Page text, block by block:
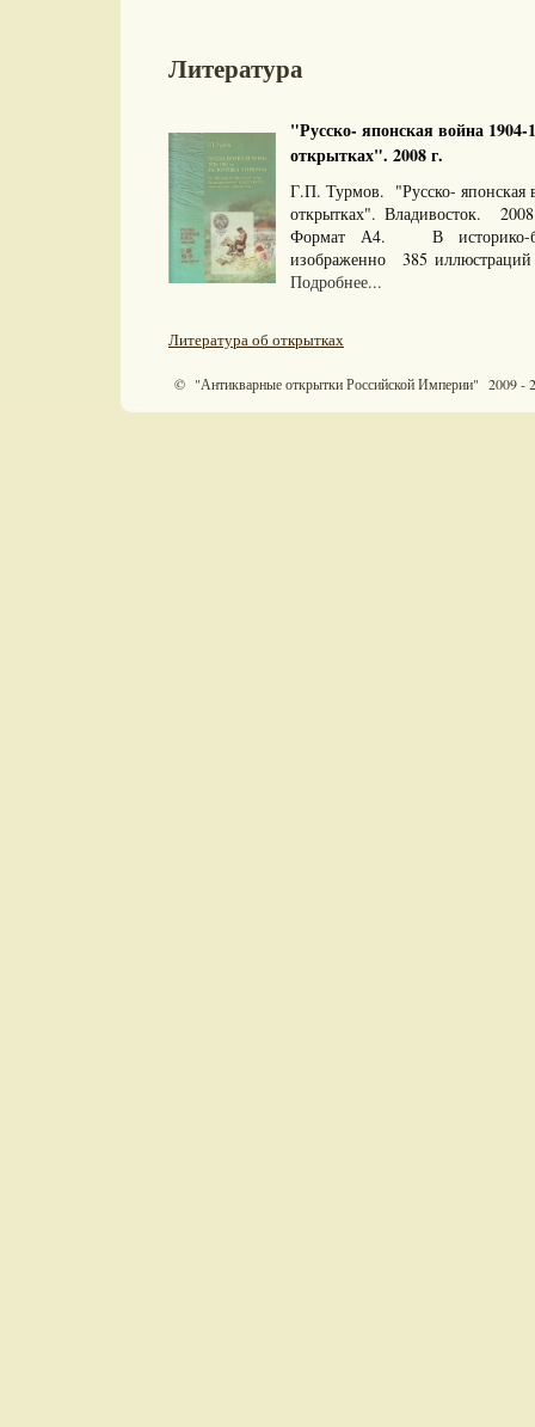
Литература
"Русско- японская война 1904-
открытках". 2008 г.
Г.П. Турмов. "Русско- японская
открытках". Владивосток.
Формат А4. В историко-
изображенно 385
Подробнее...
Литература об открытках
© "Антикварные открытки Российской Империи" 2009 -